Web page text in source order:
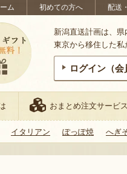
ム 初めての方へ 配送
新潟直送計画は、県
東京から移住した私
ログイン（会
おまとめ注文サービス
イタリアン ぽっぽ焼 へぎ